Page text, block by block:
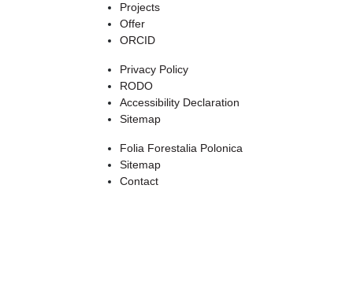
Projects
Offer
ORCID
Privacy Policy
RODO
Accessibility Declaration
Sitemap
Folia Forestalia Polonica
Sitemap
Contact